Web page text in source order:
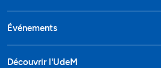
Événements
Découvrir l'UdeM